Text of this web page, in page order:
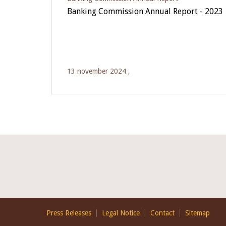
Banking Commission Annual Report - 2023
13 november 2024 ,
Footer
EN
Press Releases Legal Notice Contact Sitemap